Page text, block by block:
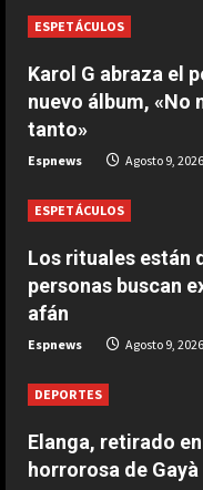
2
El
4
ESPETÁCULOS
Karol G abraza el
nuevo álbum, «No
tanto»
Espnews Agosto 9, 2026
ESPETÁCULOS
Los rituales están
personas buscan
afán
Espnews Agosto 9, 2026
DEPORTES
Elanga, retirado
horrorosa de Gayà